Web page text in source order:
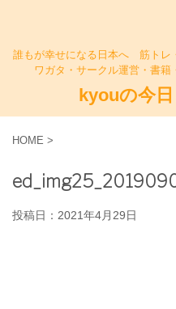
誰もが幸せになる日本へ 筋トレ
ワガタ・サークル運営・書
kyouの今
HOME >
投稿日： 2021年4月29日